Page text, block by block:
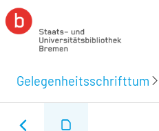
Gelegenheitsschrifttum